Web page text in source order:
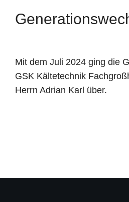
Mit dem Juli 2024 ging die
GSK Kältetechnik
Herrn Adrian Karl über.